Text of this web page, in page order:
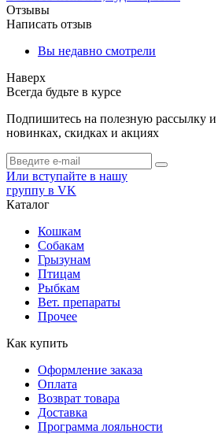
Отзывы
Написать отзыв
Вы недавно смотрели
Наверх
Всегда будьте в курсе
Подпишитесь на полезную рассылку
новинках, скидках и акциях
Или вступайте в нашу
группу в VK
Каталог
Кошкам
Собакам
Грызунам
Птицам
Рыбкам
Вет. препараты
Прочее
Как купить
Оформление заказа
Оплата
Возврат товара
Доставка
Программа лояльности